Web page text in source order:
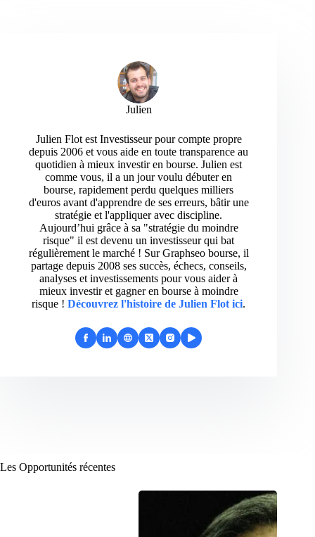
Julien
Julien Flot est Investisseur pour compte propre
depuis 2006 et vous aide en toute transparence au
quotidien à mieux investir en bourse. Julien est
comme vous, il a un jour voulu débuter en
bourse, rapidement perdu quelques milliers
d'euros avant d'apprendre de ses erreurs, bâtir une
stratégie et l'appliquer avec discipline.
Aujourd’hui grâce à sa "stratégie du moindre
risque" il est devenu un investisseur qui bat
régulièrement le marché ! Sur Graphseo bourse, il
partage depuis 2008 ses succès, échecs, conseils,
analyses et investissements pour vous aider à
mieux investir et gagner en bourse à moindre
risque ! Découvrez l'histoire de Julien Flot ici.
Les Opportunités récentes